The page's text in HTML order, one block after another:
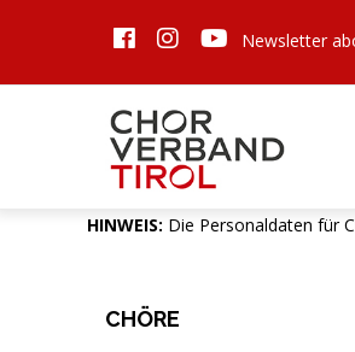
Newsletter
HINWEIS: Die Personaldaten für
CHÖRE